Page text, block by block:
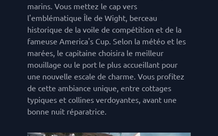
marins. Vous mettez le cap vers
l'emblématique Île de Wight, berceau
historique de la voile de compétition et de la
fameuse America's Cup. Selon la météo et les
marées, le capitaine choisira le meilleur
mouillage ou le port le plus accueillant pour
une nouvelle escale de charme. Vous profitez
de cette ambiance unique, entre cottages
typiques et collines verdoyantes, avant une
bonne nuit réparatrice.